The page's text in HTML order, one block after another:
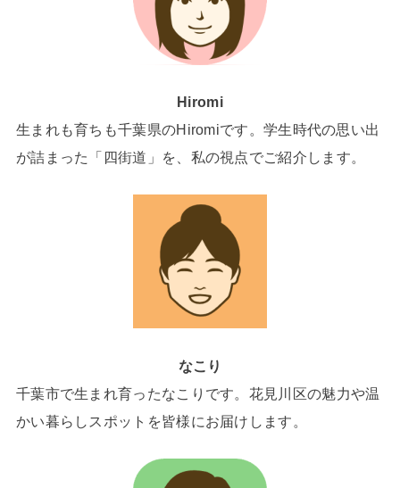
Hiromi
生まれも育ちも千葉県のHiromiです。学生時代の思い出
が詰まった「四街道」を、私の視点でご紹介します。
なこり
千葉市で生まれ育ったなこりです。花見川区の魅力や温
かい暮らしスポットを皆様にお届けします。